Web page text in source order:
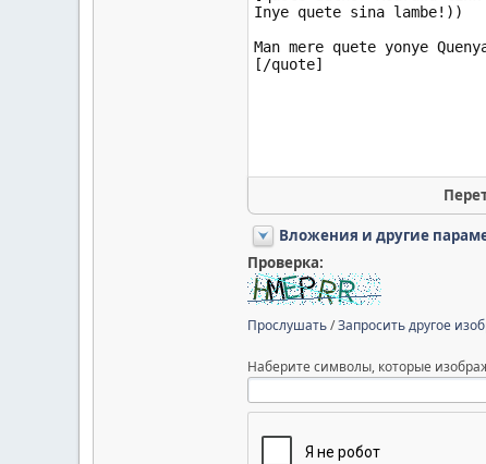
Вложения и другие
Проверка:
Прослушать/Запросить другое
Наберите символы, которые